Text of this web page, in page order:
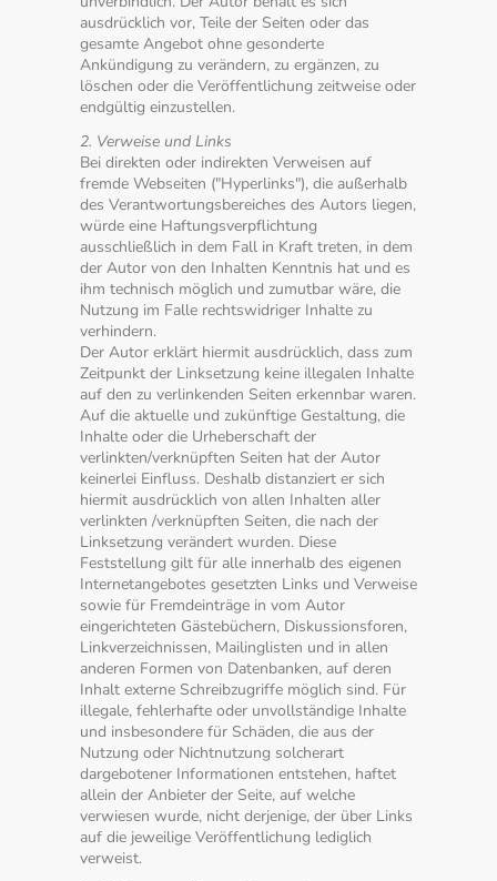
ausdrücklich vor, Teile der Seiten oder das
gesamte Angebot ohne gesonderte
Ankündigung zu verändern, zu ergänzen, zu
löschen oder die Veröffentlichung zeitweise oder
endgültig einzustellen.
2. Verweise und Links
Bei direkten oder indirekten Verweisen auf
fremde Webseiten ("Hyperlinks"), die außerhalb
des Verantwortungsbereiches des Autors liegen,
würde eine Haftungsverpflichtung
ausschließlich in dem Fall in Kraft treten, in dem
der Autor von den Inhalten Kenntnis hat und es
ihm technisch möglich und zumutbar wäre, die
Nutzung im Falle rechtswidriger Inhalte zu
verhindern.
Der Autor erklärt hiermit ausdrücklich, dass zum
Zeitpunkt der Linksetzung keine illegalen Inhalte
auf den zu verlinkenden Seiten erkennbar waren.
Auf die aktuelle und zukünftige Gestaltung, die
Inhalte oder die Urheberschaft der
verlinkten/verknüpften Seiten hat der Autor
keinerlei Einfluss. Deshalb distanziert er sich
hiermit ausdrücklich von allen Inhalten aller
verlinkten /verknüpften Seiten, die nach der
Linksetzung verändert wurden. Diese
Feststellung gilt für alle innerhalb des eigenen
Internetangebotes gesetzten Links und Verweise
sowie für Fremdeinträge in vom Autor
eingerichteten Gästebüchern, Diskussionsforen,
Linkverzeichnissen, Mailinglisten und in allen
anderen Formen von Datenbanken, auf deren
Inhalt externe Schreibzugriffe möglich sind. Für
illegale, fehlerhafte oder unvollständige Inhalte
und insbesondere für Schäden, die aus der
Nutzung oder Nichtnutzung solcherart
dargebotener Informationen entstehen, haftet
allein der Anbieter der Seite, auf welche
verwiesen wurde, nicht derjenige, der über Links
auf die jeweilige Veröffentlichung lediglich
verweist.